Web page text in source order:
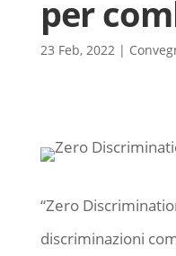
per
23 Feb, 2022|
“Zero
discriminazioni